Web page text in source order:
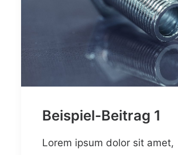
Beispiel-Beitrag 1
Lorem ipsum dolor sit amet,